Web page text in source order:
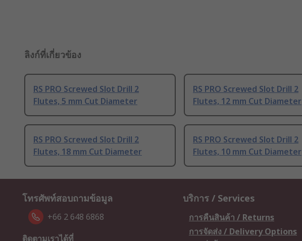
ลิงก์ที่เกี่ยวข้อง
RS PRO Screwed Slot Drill 2
Flutes, 5 mm Cut Diameter
RS PRO Screwed Slot Drill 2
Flutes, 12 mm Cut Diameter
RS PRO Screwed Slot Drill 2
Flutes, 18 mm Cut Diameter
RS PRO Screwed Slot Drill 2
Flutes, 10 mm Cut Diameter
โทรศัพท์สอบถามข้อมูล
+66 2 648 6868
ติดตามเราได้ที่
บริการ / Services
การคืนสินค้า / Returns
การจัดส่ง / Delivery Options